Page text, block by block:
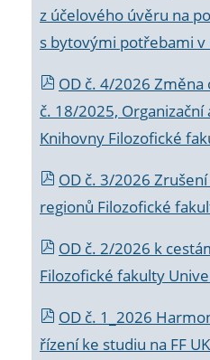
z účelového úvěru na
s bytovými potřebami v
OD č. 4/2026
č. 18/2025, Organizační
Knihovny Filozofické
OD č. 3/2026
regionů Filozofické
OD č. 2/2026 k
Filozofické fakulty
OD č. 1_2026
řízení ke studiu na FF